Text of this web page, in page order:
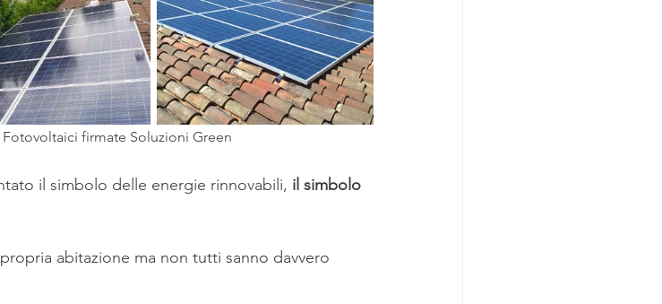
firmate Soluzioni Green
il simbolo delle energie rinnovabili, il simbolo
abitazione ma non tutti sanno davvero